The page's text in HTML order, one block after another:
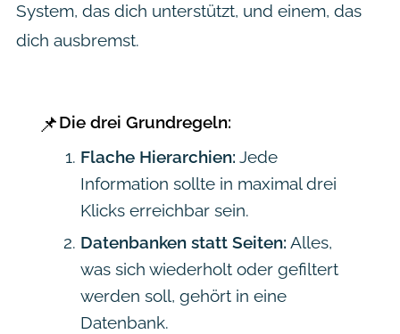
System, das dich unterstützt, und einem, das
dich ausbremst.
📌Die drei Grundregeln:
Flache Hierarchien: Jede
Information sollte in maximal drei
Klicks erreichbar sein.
Datenbanken statt Seiten: Alles,
was sich wiederholt oder gefiltert
werden soll, gehört in eine
Datenbank.